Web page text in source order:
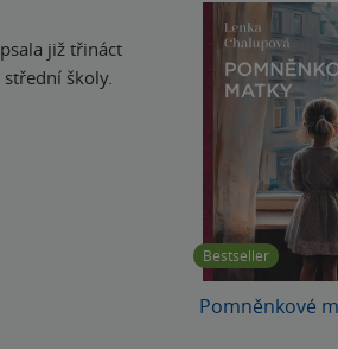
již třináct
školy.
Bestseller
Pomněnkové